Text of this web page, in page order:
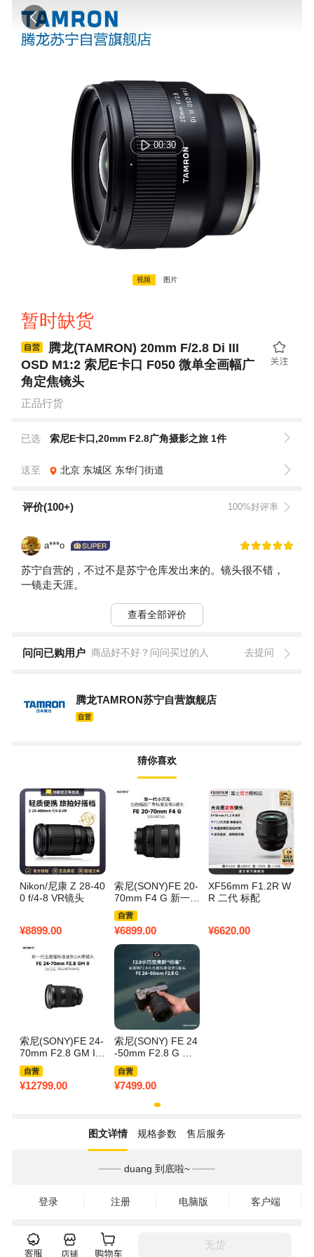
00:30
视频 图片
暂时缺货
腾龙(TAMRON) 20mm F/2.8 Di III
OSD M1:2 索尼E卡口 F050 微单全画幅广
角定焦镜头
正品行货
已选 索尼E卡口,20mm F2.8广角摄影之旅 1件
送至 北京 东城区 东华门街道
评价(100+) 100%好评率
a***o
苏宁自营的，不过不是苏宁仓库发出来的。镜头很不错，
一镜走天涯。
查看全部评价
问问已购用户 商品好不好？问问买过的人 去提问
腾龙TAMRON苏宁自营旗舰店
猜你喜欢
Nikon/尼康 Z 28-40
0 f/4-8 VR镜头
¥8899.00
索尼(SONY)FE 20-
70mm F4 G 新一代
全画幅小三元 超广
角标准变焦G镜头
(SEL2070G)
自营
¥6899.00
XF56mm F1.2R W
R 二代 标配
¥6620.00
索尼(SONY)FE 24-
70mm F2.8 GM II
新一代全画幅标准
变焦G大师镜头大
三元(SEL2470GM
自营
¥12799.00
索尼(SONY) FE 24
-50mm F2.8 G 全
画幅F2.8大光圈标
准变焦G镜头(SEL2
450G)
自营
¥7499.00
图文详情 规格参数 售后服务
duang 到底啦~
登录 注册 电脑版 客户端
无货